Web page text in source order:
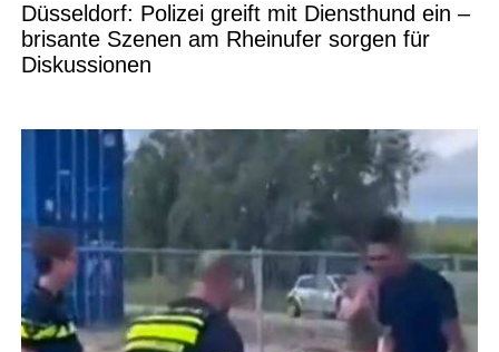
Düsseldorf: Polizei greift mit Diensthund ein –
brisante Szenen am Rheinufer sorgen für
Diskussionen